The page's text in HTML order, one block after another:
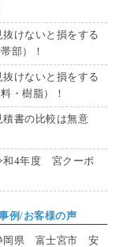
抜けないと損をする
帯部）！
抜けないと損をする
料・樹脂）！
積書の比較は無意
和4年度 宮クーポ
例/お客様の声
岡県 富士宮市 安